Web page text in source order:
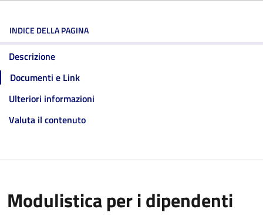
INDICE DELLA PAGINA
Descrizione
Documenti e Link
Ulteriori informazioni
Valuta il contenuto
Modulistica per i dipendenti